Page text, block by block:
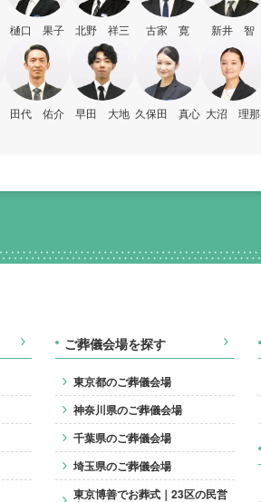
樋口 果子 北野 祥三 古家 寛 新井 智
田代 佑介 早田 大地 久保田 真心 大沼 理那
ご葬儀会場を探す
東京都のご葬儀会場
神奈川県のご葬儀会場
千葉県のご葬儀会場
埼玉県のご葬儀会場
東京博善でお葬式｜23区の民営